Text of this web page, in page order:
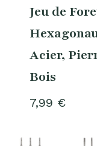
Jeu de
Acier,
Bois
7,99 €